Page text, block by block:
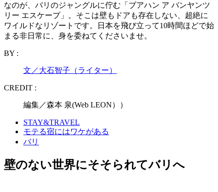
なのが、バリのジャングルに佇む「ブアハン ア バンヤンツ
リー エスケープ」。そこは壁もドアも存在しない、超絶に
ワイルドなリゾートです。日本を飛び立って10時間ほどで始
まる非日常に、身を委ねてくださいませ。
BY :
文／大石智子（ライター）
CREDIT :
編集／森本 泉(Web LEON））
STAY&TRAVEL
モテる宿にはワケがある
バリ
壁のない世界にそそられてバリへ